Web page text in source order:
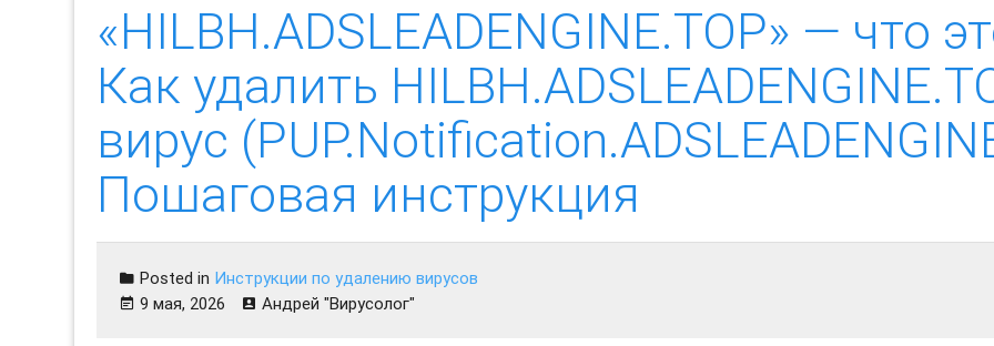
«HILBH.ADSLEADENGINE.TOP» — что
Как удалить
вирус
Пошаговая инструкция
Posted in Инструкции по удалению вирусов
9 мая, 2026
Андрей "Вирусолог"